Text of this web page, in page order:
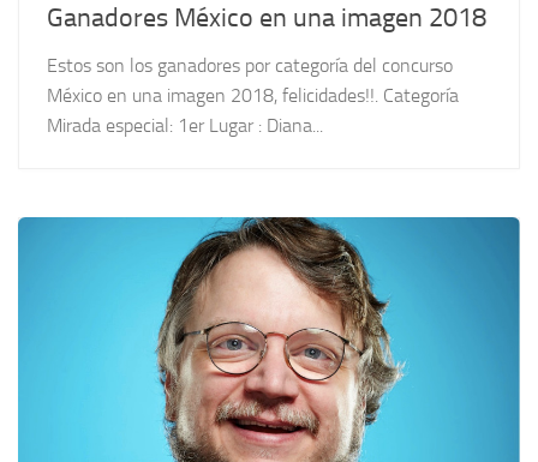
Ganadores México en una imagen 2018
Estos son los ganadores por categoría del concurso
México en una imagen 2018, felicidades!!. Categoría
Mirada especial: 1er Lugar : Diana...